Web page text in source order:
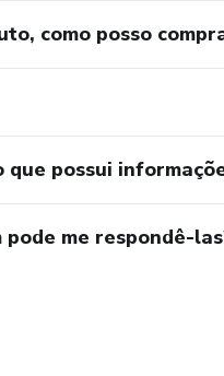
como posso
possui
me respondê-